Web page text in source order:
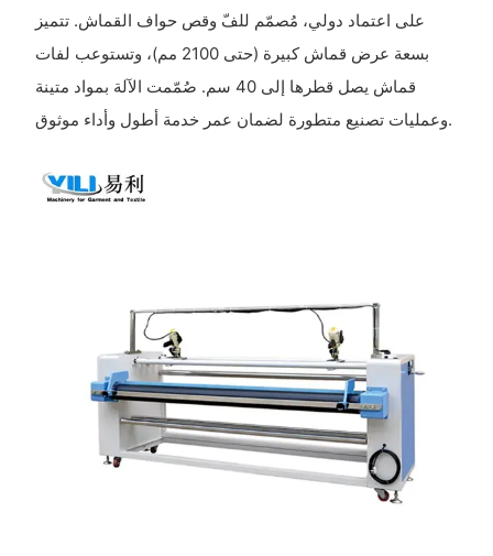
على اعتماد دولي، مُصمّم للفّ وقص حواف القماش. تتميز
بسعة عرض قماش كبيرة (حتى 2100 مم)، وتستوعب لفات
قماش يصل قطرها إلى 40 سم. صُمّمت الآلة بمواد متينة
وعمليات تصنيع متطورة لضمان عمر خدمة أطول وأداء موثوق.